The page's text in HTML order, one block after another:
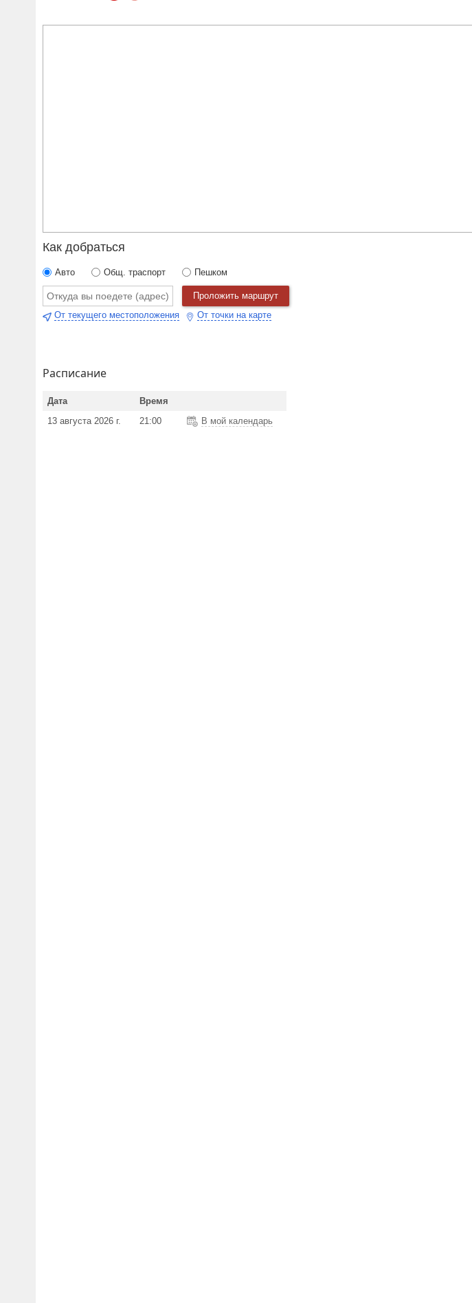
Как добраться
Авто Общ. траспорт Пешком
Проложить маршрут
От текущего местоположения
От точки на карте
Расписание
Дата
Время
13 августа 2026 г.
21:00 В мой календарь